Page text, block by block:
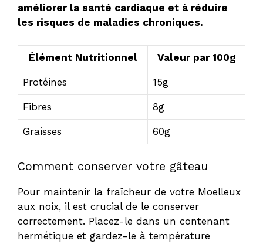
améliorer la santé cardiaque et à réduire
les risques de maladies chroniques.
Élément Nutritionnel Valeur par 100g
Protéines 15g
Fibres 8g
Graisses 60g
Comment conserver votre gâteau
Pour maintenir la fraîcheur de votre Moelleux
aux noix, il est crucial de le conserver
correctement. Placez-le dans un contenant
hermétique et gardez-le à température